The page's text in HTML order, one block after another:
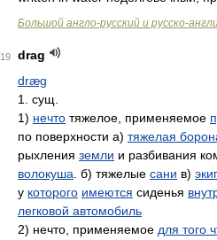
Большой англо-русский и русско-
19
drag
dræɡ
1. сущ.
1) нечто тяжелое, применяемое
по поверхности а) тяжелая
рыхления земли и разбивания
волокуша . б) тяжелые сани в)
у которого имеются сиденья
легковой автомобиль
2) нечто, применяемое для того